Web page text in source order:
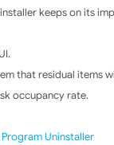
keeps on its
that residual items
occupancy rate.
Uninstaller